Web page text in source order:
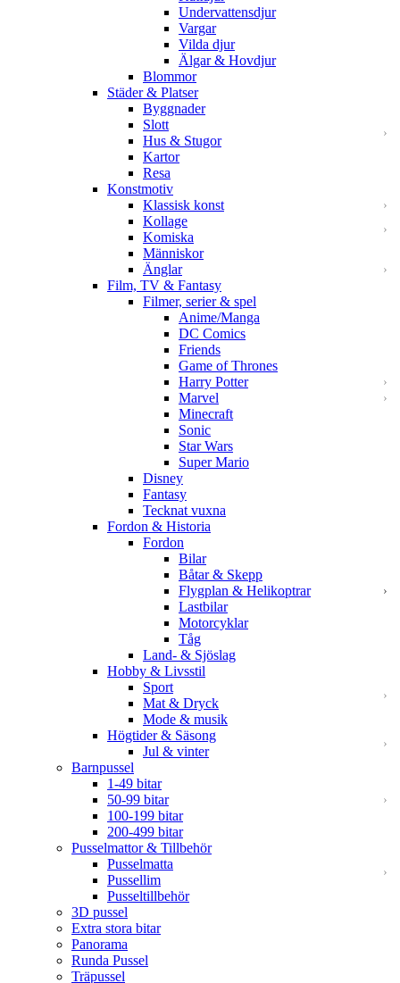
Undervattensdjur
Vargar
Vilda djur
Älgar & Hovdjur
Blommor
Städer & Platser
Byggnader
Slott
Hus & Stugor
Kartor
Resa
Konstmotiv
Klassisk konst
Kollage
Komiska
Människor
Änglar
Film, TV & Fantasy
Filmer, serier & spel
Anime/Manga
DC Comics
Friends
Game of Thrones
Harry Potter
Marvel
Minecraft
Sonic
Star Wars
Super Mario
Disney
Fantasy
Tecknat vuxna
Fordon & Historia
Fordon
Bilar
Båtar & Skepp
Flygplan & Helikoptrar
Lastbilar
Motorcyklar
Tåg
Land- & Sjöslag
Hobby & Livsstil
Sport
Mat & Dryck
Mode & musik
Högtider & Säsong
Jul & vinter
Barnpussel
1-49 bitar
50-99 bitar
100-199 bitar
200-499 bitar
Pusselmattor & Tillbehör
Pusselmatta
Pussellim
Pusseltillbehör
3D pussel
Extra stora bitar
Panorama
Runda Pussel
Träpussel